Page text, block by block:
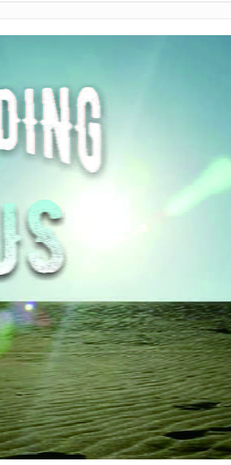
UANG HARAM BISA MENJADI HALAL
SENDIRI